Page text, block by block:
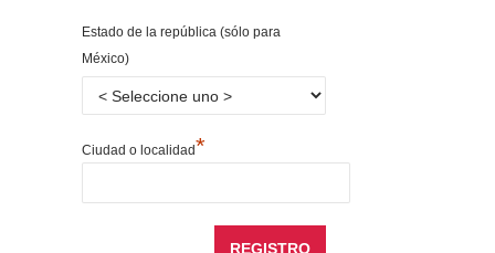
Estado de la república (sólo para
México)
Ciudad o localidad*